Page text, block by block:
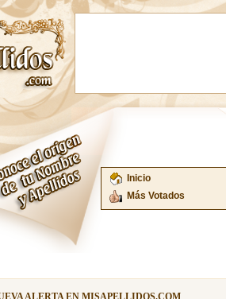
Inicio
Más Votados
ALERTA EN MISAPELLIDOS.COM